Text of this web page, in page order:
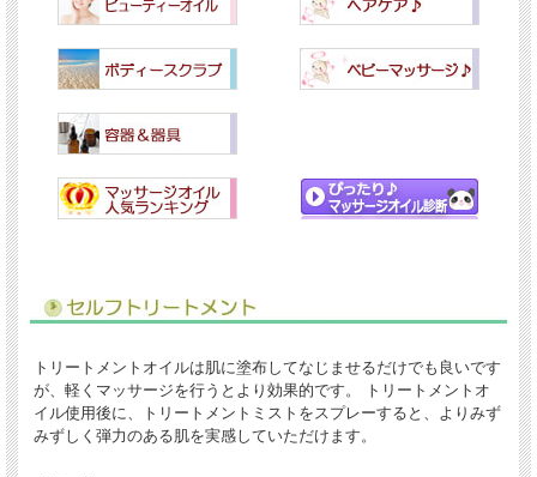
トリートメントオイルは肌に塗布してなじませるだけでも良いです
が、軽くマッサージを行うとより効果的です。 トリートメントオ
イル使用後に、トリートメントミストをスプレーすると、よりみず
みずしく弾力のある肌を実感していただけます。